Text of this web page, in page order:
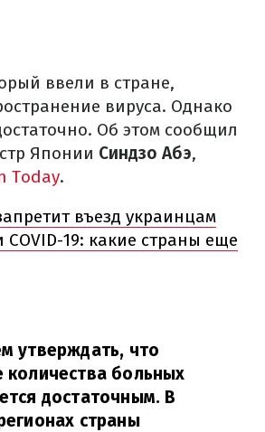
ввели в стране,
вируса. Однако
Об этом сообщил
Японии Синдзо Абэ,
Today.
въезд украинцам
19: какие страны еще
утверждать, что
больных
достаточным. В
страны